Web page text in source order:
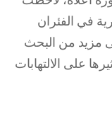
في الفئران
مزيد من البحث
على الالتهابات